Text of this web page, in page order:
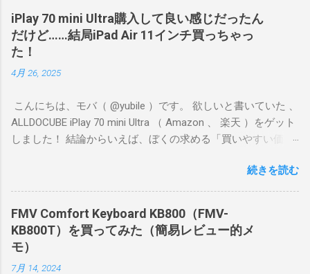
iPlay 70 mini Ultra購入して良い感じだったん
だけど……結局iPad Air 11インチ買っちゃっ
た！
4月 26, 2025
こんにちは、モバ（ @yubile ）です。 欲しいと書いていた 、
ALLDOCUBE iPlay 70 mini Ultra （ Amazon 、 楽天 ）をゲット
しました！ 結論からいえば、ぼくの求める「買いやすい価
ポイントをしっかり満たしていたので満足度が高いです。 ぼ
くが遊ぶゲームはFGOやグラブル、ウマ娘、プリコネR、艦こ
ムではないけど、あまりスペックが低いとカクカクしてスト
レスがたまります。 片手で持ちやすいサイズながら、ゲーム
が割としっかり遊べるナイス端末、と感じました。
続きを読む
FMV Comfort Keyboard KB800（FMV-
KB800T）を買ってみた（簡易レビュー的メ
モ）
7月 14, 2024